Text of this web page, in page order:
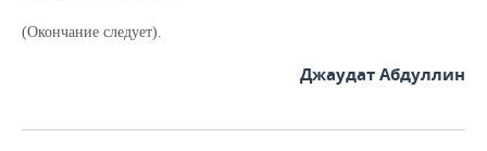
(Окончание следует).
Джаудат Абдуллин